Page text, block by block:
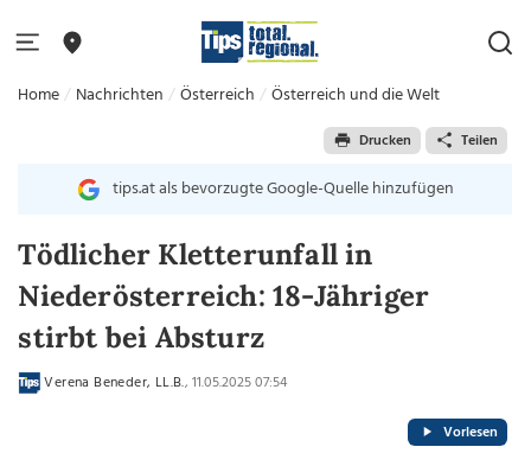
Home Nachrichten Österreich Österreich und die Welt
Drucken Teilen
tips.at als bevorzugte Google-Quelle hinzufügen
Tödlicher Kletterunfall in
Niederösterreich: 18-Jähriger
stirbt bei Absturz
Verena Beneder, LL.B., 11.05.2025 07:54
Vorlesen